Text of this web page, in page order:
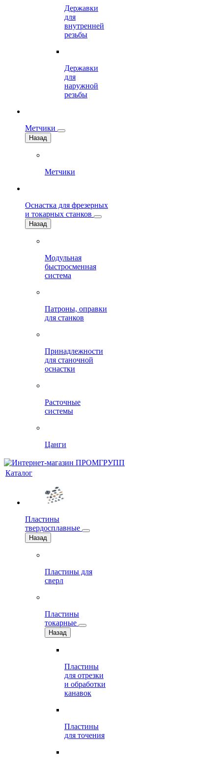
Державки
для
внутренней
резьбы
Державки
для
наружной
резьбы
Метчики
Назад
Метчики
Оснастка для фрезерных
и токарных станков
Назад
Модульная
быстросменная
система
Патроны, оправки
для станков
Принадлежности
для станочной
оснастки
Расточные
системы
Цанги
Каталог
Пластины
твердосплавные
Назад
Пластины для
сверл
Пластины
токарные
Назад
Пластины
для отрезки
и обработки
канавок
Пластины
для точения